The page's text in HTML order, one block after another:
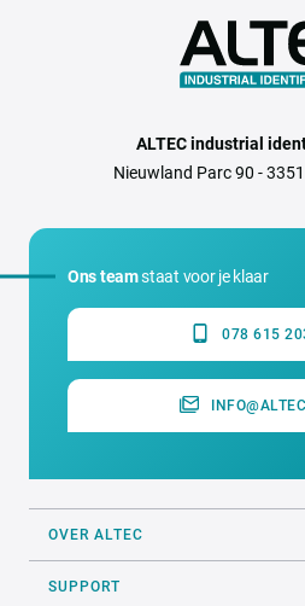
ALTEC industrial
Nieuwland Parc 90 -
Ons teamstaat voor je klaar
078 615
OVER ALTEC
SUPPORT